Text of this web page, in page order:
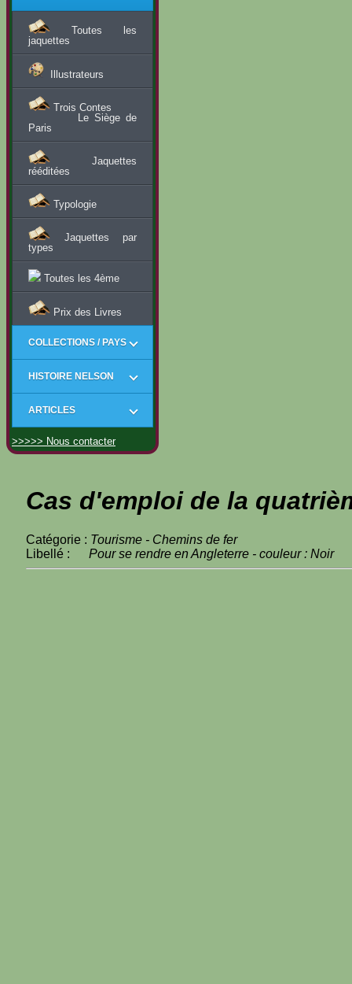
Toutes les
jaquettes
Illustrateurs
Trois Contes
Le Siège de
Paris
Jaquettes
rééditées
Typologie
Jaquettes par
types
Toutes les 4ème
Prix des Livres
COLLECTIONS / PAYS
HISTOIRE NELSON
ARTICLES
>>>>> Nous contacter
Cas d'emploi de la
Catégorie : Tourisme - Chemins de fer
Libellé : Pour se rendre en Angleterre - couleur : Noir